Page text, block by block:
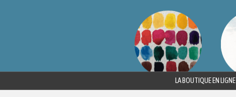
LA BOUTIQUE EN LIGNE